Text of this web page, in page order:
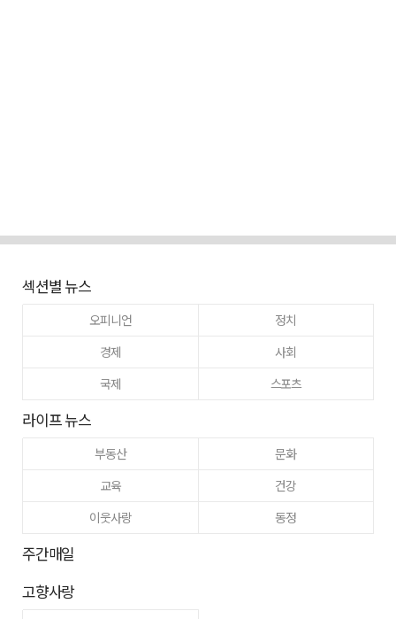
섹션별 뉴스
오피니언
정치
경제
사회
국제
스포츠
라이프 뉴스
부동산
문화
교육
건강
이웃사랑
동정
주간매일
고향사랑